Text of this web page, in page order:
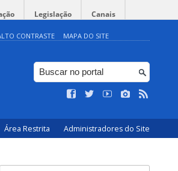
Legislação Canais
CONTRASTE MAPA DO SITE
Área Restrita Administradores do Site